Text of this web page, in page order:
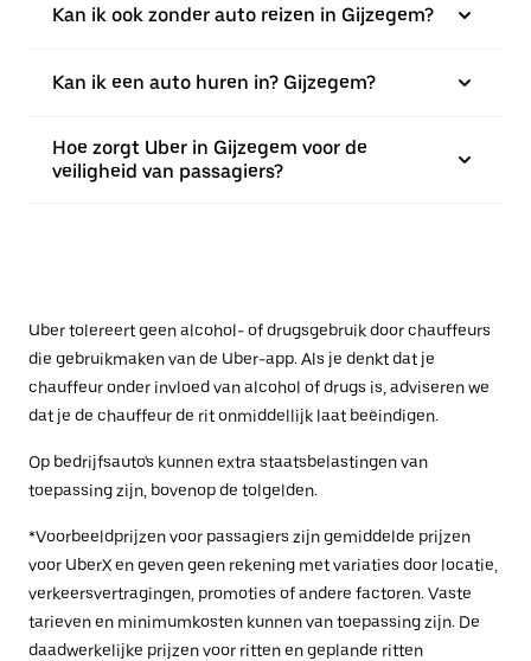
Kan ik ook zonder auto reizen in Gijzegem?
Kan ik een auto huren in? Gijzegem?
Hoe zorgt Uber in Gijzegem voor de
veiligheid van passagiers?
Uber tolereert geen alcohol- of drugsgebruik door chauffeurs
die gebruikmaken van de Uber-app. Als je denkt dat je
chauffeur onder invloed van alcohol of drugs is, adviseren we
dat je de chauffeur de rit onmiddellijk laat beëindigen.
Op bedrijfsauto's kunnen extra staatsbelastingen van
toepassing zijn, bovenop de tolgelden.
*Voorbeeldprijzen voor passagiers zijn gemiddelde prijzen
voor UberX en geven geen rekening met variaties door locatie,
verkeersvertragingen, promoties of andere factoren. Vaste
tarieven en minimumkosten kunnen van toepassing zijn. De
daadwerkelijke prijzen voor ritten en geplande ritten